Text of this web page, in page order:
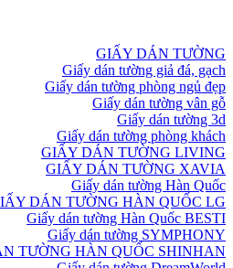
GIẤY DÁN TƯỜNG
Giấy dán tường giả đá, gạch
Giấy dán tường phòng ngủ đẹp
Giấy dán tường vân gỗ
Giấy dán tường 3d
Giấy dán tường phòng khách
GIẤY DÁN TƯỜNG LIVING
GIẤY DÁN TƯỜNG XAVIA
Giấy dán tường Hàn Quốc
DÁN TƯỜNG HÀN QUỐC LG
Giấy dán tường Hàn Quốc BESTI
Giấy dán tường SYMPHONY
TƯỜNG HÀN QUỐC SHINHAN